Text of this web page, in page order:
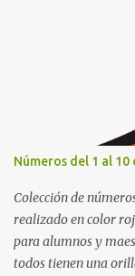
Números del 1 al
Colección de
realizado en color
para alumnos y
todos tienen una